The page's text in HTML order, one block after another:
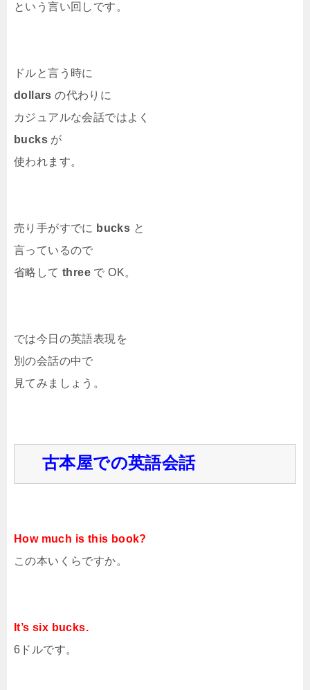
という言い回しです。
ドルと言う時に
dollars の代わりに
カジュアルな会話ではよく
bucks が
使われます。
売り手がすでに bucks と
言っているので
省略して three で OK。
では今日の英語表現を
別の会話の中で
見てみましょう。
古本屋での英語会話
How much is this book?
この本いくらですか。
It’s six bucks.
6ドルです。